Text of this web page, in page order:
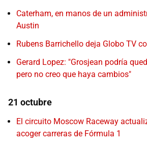
Caterham, en manos de un
Austin
Rubens Barrichello deja Globo TV
Gerard Lopez: "Grosjean podría
pero no creo que haya cambios"
21 octubre
El circuito Moscow Raceway
acoger carreras de Fórmula 1